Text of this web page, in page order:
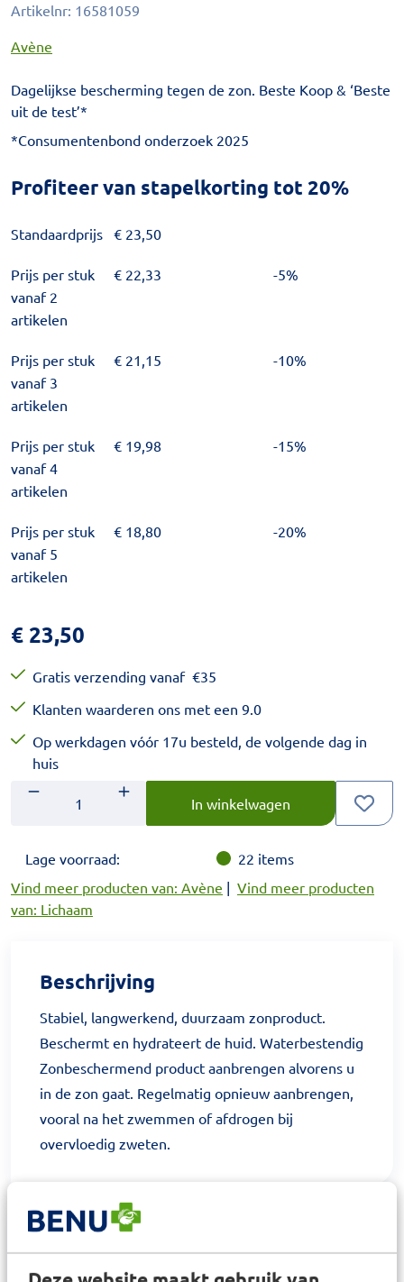
Artikelnr: 16581059
Avène
Dagelijkse bescherming tegen de zon. Beste Koop & ‘Beste
uit de test’*
*Consumentenbond onderzoek 2025
Profiteer van stapelkorting tot 20%
Standaardprijs € 23,50
Prijs per stuk
vanaf 2
artikelen
€ 22,33 -5%
Prijs per stuk
vanaf 3
artikelen
€ 21,15 -10%
Prijs per stuk
vanaf 4
artikelen
€ 19,98 -15%
Prijs per stuk
vanaf 5
artikelen
€ 18,80 -20%
€ 23,50
Gratis verzending vanaf €35
Klanten waarderen ons met een 9.0
Op werkdagen vóór 17u besteld, de volgende dag in
huis
Aantal
Voer het gewenste aantal in.
In winkelwagen
Lage voorraad: 22 items
Vind meer producten van: Avène | Vind meer producten
van: Lichaam
Beschrijving
Stabiel, langwerkend, duurzaam zonproduct.
Beschermt en hydrateert de huid. Waterbestendig
Zonbeschermend product aanbrengen alvorens u
in de zon gaat. Regelmatig opnieuw aanbrengen,
vooral na het zwemmen of afdrogen bij
overvloedig zweten.
Samenstelling